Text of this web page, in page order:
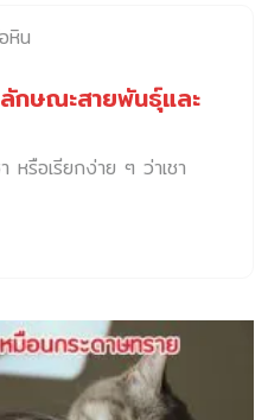
หิน
กษณะสายพันธุ์และ
หรือเรียกง่าย ๆ ว่าเชา